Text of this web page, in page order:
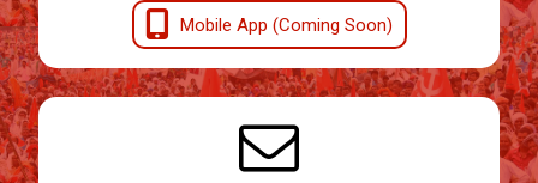
Mobile App (Coming Soon)